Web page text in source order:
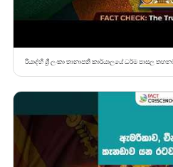
රියාද්හි ශ්‍රී ලංකා තානාපති කාර්යාලයේ ධර්ම පාසල